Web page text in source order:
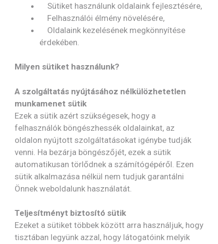
Sütiket használunk oldalaink fejlesztésére,
Felhasználói élmény növelésére,
Oldalaink kezelésének megkönnyítése
érdekében.
Milyen sütiket használunk?
A szolgáltatás nyújtásához nélkülözhetetlen
munkamenet sütik
Ezek a sütik azért szükségesek, hogy a
felhasználók böngészhessék oldalainkat, az
oldalon nyújtott szolgáltatásokat igénybe tudják
venni. Ha bezárja böngészőjét, ezek a sütik
automatikusan törlődnek a számítógépéről. Ezen
sütik alkalmazása nélkül nem tudjuk garantálni
Önnek weboldalunk használatát.
Teljesítményt biztosító sütik
Ezeket a sütiket többek között arra használjuk, hogy
tisztában legyünk azzal, hogy látogatóink melyik